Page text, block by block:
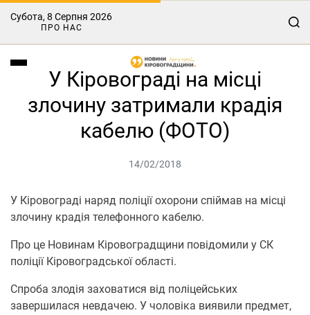
Субота, 8 Серпня 2026
ПРО НАС
У Кіровограді на місці
злочину затримали крадія
кабелю (ФОТО)
14/02/2018
У Кіровограді наряд поліції охорони спіймав на місці
злочину крадія телефонного кабелю.
Про це Новинам Кіровоградщини повідомили у СК
поліції Кіровоградської області.
Спроба злодія заховатися від поліцейських
завершилася невдачею. У чоловіка виявили предмет,